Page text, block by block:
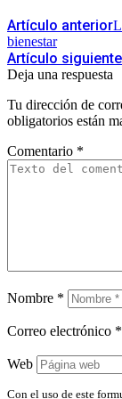
Artículo anterior
bienestar
Artículo siguiente
Deja una respuesta
Tu dirección de
obligatorios están
Comentario *
Nombre *
Correo electrónico *
Web
Con el uso de este